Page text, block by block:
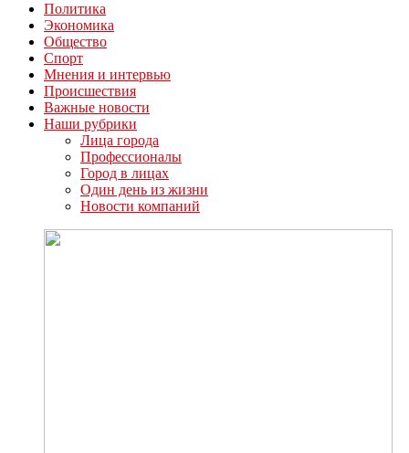
Политика
Экономика
Общество
Спорт
Мнения и интервью
Происшествия
Важные новости
Наши рубрики
Лица города
Профессионалы
Город в лицах
Один день из жизни
Новости компаний